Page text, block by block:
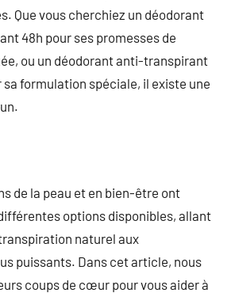
Que vous cherchiez un déodorant
48h pour ses promesses de
ou un déodorant anti-transpirant
formulation spéciale, il existe une
de la peau et en bien-être ont
options disponibles, allant
naturel aux
puissants. Dans cet article, nous
coups de cœur pour vous aider à